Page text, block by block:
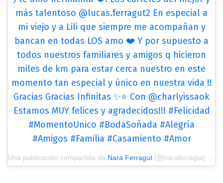
más talentoso @lucas.ferragut2 En especial a
mi viejo y a Lili que siempre me acompañan y
bancan en todas LOS amo ❤️ Y por supuesto a
todos nuestros familiares y amigos q hicieron
miles de km para estar cerca nuestro en este
momento tan especial y único en nuestra vida !!
Gracias Gracias Infinitas ✨⭐️ Con @charlyissaok
Estamos MUY felices y agradecidos!!! #Felicidad
#MomentoUnico #BodaSoñada #Alegría
#Amigos #Familia #Casamiento #Amor
Una publicación compartida de Nara Ferragut (@naraferragut) el